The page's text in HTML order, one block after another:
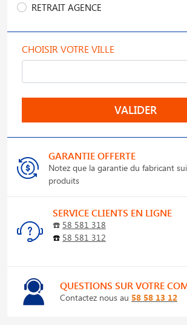
RETRAIT AGENCE
CHOISIR VOTRE VILLE
VALIDER
GARANTIE OFFERTE
Notez que la garantie du fabricant
produits
SERVICE CLIENTS EN LIGNE
☎️ 58 581 318
☎️ 58 581 312
QUESTIONS SUR VOTRE
Contactez nous au 58 58 13 12